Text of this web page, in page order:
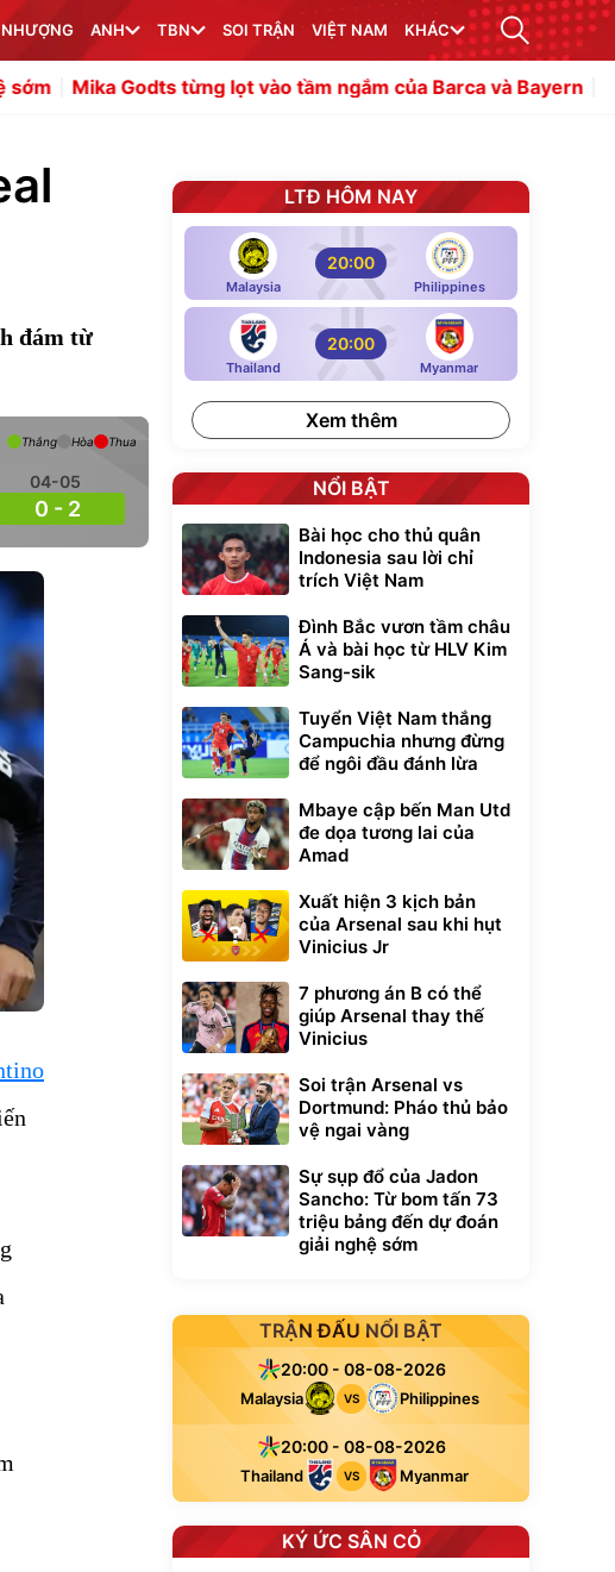
ANH TBN SOI TRẬN VIỆT NAM KHÁC
từng lọt vào tầm ngắm của Barca và Bayern Có một Luka
đám từ
04-05
0 - 2
Thắng Hòa Thua
LTĐ HÔM NAY
Malaysia
20:00
Philippines
Thailand
20:00
Myanmar
Xem thêm
NỔI BẬT
Bài học cho thủ quân
Indonesia sau lời chỉ
trích Việt Nam
Đình Bắc vươn tầm châu
Á và bài học từ HLV Kim
Sang-sik
Tuyển Việt Nam thắng
Campuchia nhưng đừng
để ngôi đầu đánh lừa
Mbaye cập bến Man Utd
đe dọa tương lai của
Amad
Xuất hiện 3 kịch bản
của Arsenal sau khi hụt
Vinicius Jr
7 phương án B có thể
giúp Arsenal thay thế
Vinicius
Soi trận Arsenal vs
Dortmund: Pháo thủ bảo
vệ ngai vàng
Sự sụp đổ của Jadon
Sancho: Từ bom tấn 73
triệu bảng đến dự đoán
giải nghệ sớm
TRẬN ĐẤU NỔI BẬT
20:00 - 08-08-2026
Malaysia VS Philippines
20:00 - 08-08-2026
Thailand VS Myanmar
KÝ ỨC SÂN CỎ